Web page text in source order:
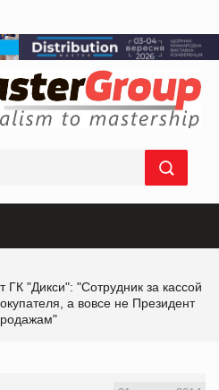
"Дикси": "Сотрудник за кассой
а вовсе не Президент